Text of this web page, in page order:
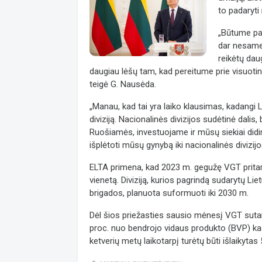
to padaryti
„Būtume
dar
reikėtų
daugiau lėšų tam, kad pereitume prie
teigė G. Nausėda.
„Manau, kad tai yra laiko klausimas,
diviziją. Nacionalinės divizijos sudėtinė
Ruošiamės, investuojame ir mūsų siekiai
išplėtoti mūsų gynybą iki nacionalinės
ELTA primena, kad 2023 m. gegužę VGT
vienetą. Diviziją, kurios pagrindą sudarytų
brigados, planuota suformuoti iki 2030 m.
Dėl šios priežasties sausio mėnesį VGT
proc. nuo bendrojo vidaus produkto (BVP)
ketverių metų laikotarpį turėtų būti išlaikytas